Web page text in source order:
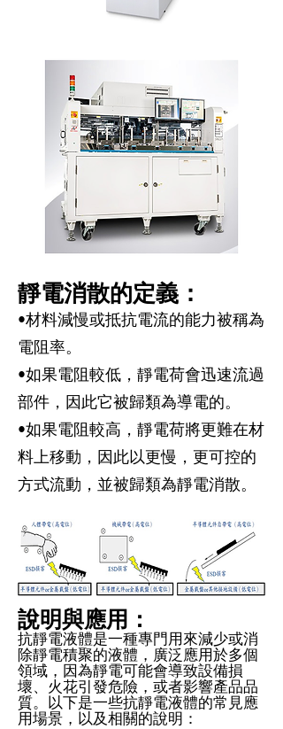
靜電消散的定義：
•材料減慢或抵抗電流的能力被稱為
電阻率。
•如果電阻較低，靜電荷會迅速流過
部件，因此它被歸類為導電的。
•如果電阻較高，靜電荷將更難在材
料上移動，因此以更慢，更可控的
方式流動，並被歸類為靜電消散。
說明與應用：
抗靜電液體是一種專門用來減少或消
除靜電積聚的液體，廣泛應用於多個
領域，因為靜電可能會導致設備損
壞、火花引發危險，或者影響產品品
質。以下是一些抗靜電液體的常見應
用場景，以及相關的說明：